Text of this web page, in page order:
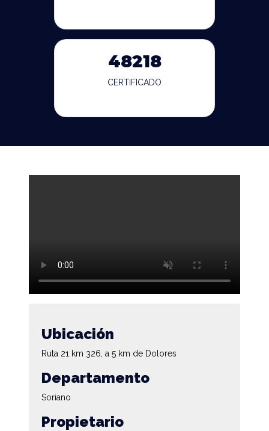
48218
CERTIFICADO
Ubicación
Ruta 21 km 326, a 5 km de Dolores
Departamento
Soriano
Propietario